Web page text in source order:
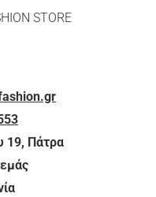
STORE
19, Πάτρα